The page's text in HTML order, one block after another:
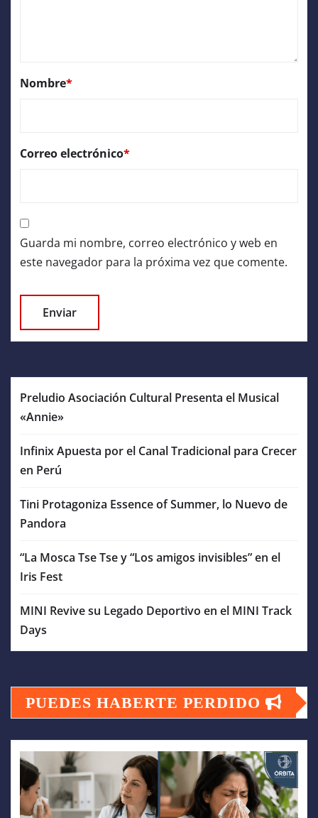
Nombre*
Correo electrónico*
Guarda mi nombre, correo electrónico y web en
este navegador para la próxima vez que comente.
Preludio Asociación Cultural Presenta el Musical
«Annie»
Infinix Apuesta por el Canal Tradicional para Crecer
en Perú
Tini Protagoniza Essence of Summer, lo Nuevo de
Pandora
“La Mosca Tse Tse y “Los amigos invisibles” en el
Iris Fest
MINI Revive su Legado Deportivo en el MINI Track
Days
PUEDES HABERTE PERDIDO